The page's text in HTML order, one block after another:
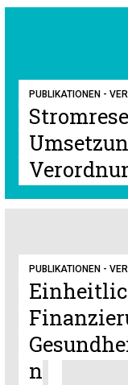
PUBLIKATIONEN -
PUBLIKATIONEN -
n